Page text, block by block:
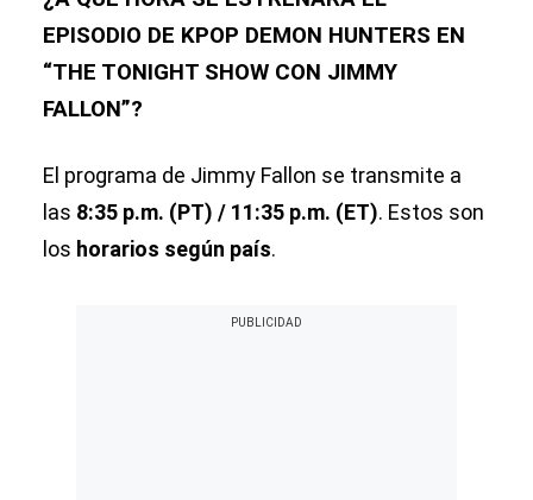
EPISODIO DE KPOP DEMON HUNTERS EN
“THE TONIGHT SHOW CON JIMMY
FALLON”?
El programa de Jimmy Fallon se transmite a
las 8:35 p.m. (PT) / 11:35 p.m. (ET). Estos son
los horarios según país.